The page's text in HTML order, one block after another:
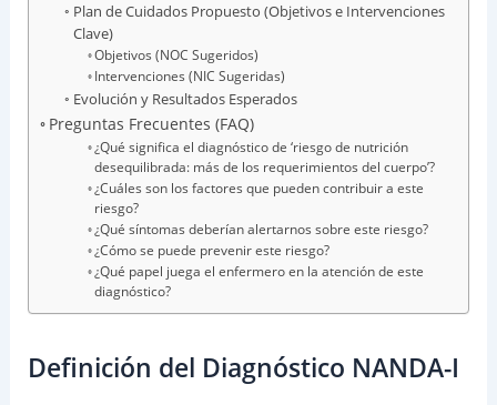
Plan de Cuidados Propuesto (Objetivos e Intervenciones
Clave)
Objetivos (NOC Sugeridos)
Intervenciones (NIC Sugeridas)
Evolución y Resultados Esperados
Preguntas Frecuentes (FAQ)
¿Qué significa el diagnóstico de ‘riesgo de nutrición
desequilibrada: más de los requerimientos del cuerpo’?
¿Cuáles son los factores que pueden contribuir a este
riesgo?
¿Qué síntomas deberían alertarnos sobre este riesgo?
¿Cómo se puede prevenir este riesgo?
¿Qué papel juega el enfermero en la atención de este
diagnóstico?
Definición del Diagnóstico NANDA-I